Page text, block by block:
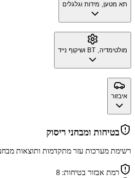
תא מטען, מידות וגלגלים
מולטימדיה, BT ושיקוף נייד
איבזור
בטיחות ומבחני ריסוק
רשימת מערכות עזר מתקדמות ותוצאות
רמת אבזור בטיחות: 8